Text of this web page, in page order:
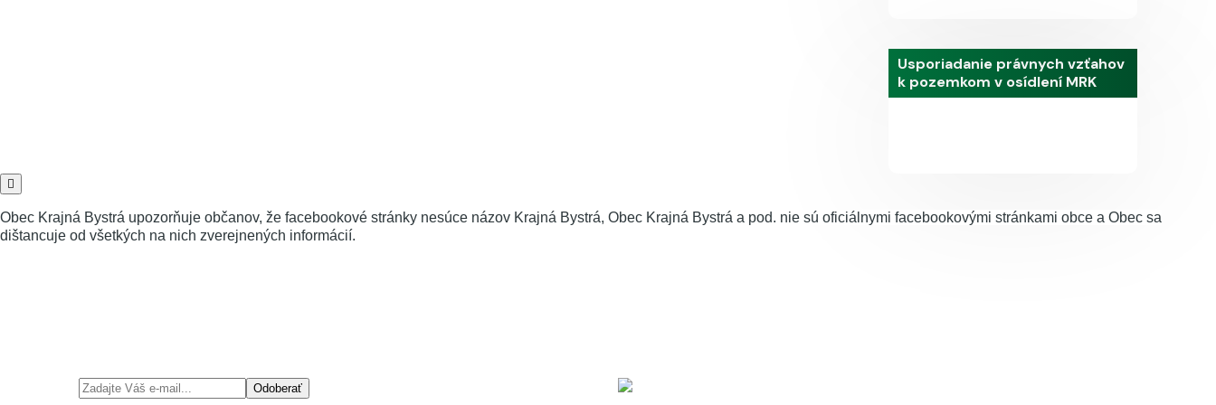
Usporiadanie právnych vzťahov
k pozemkom v osídlení MRK
Obec Krajná Bystrá upozorňuje občanov, že facebookové stránky nesúce názov Krajná Bystrá, Obec Krajná Bystrá a pod. nie sú oficiálnymi facebookovými stránkami obce a Obec sa
dištancuje od všetkých na nich zverejnených informácií.
Odoberať